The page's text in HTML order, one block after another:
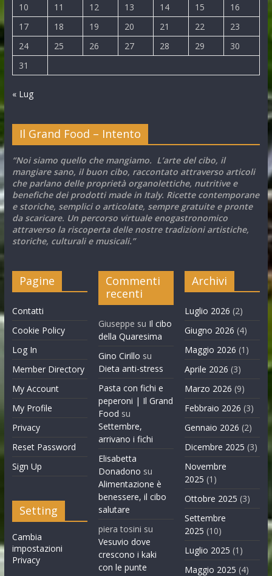
10 11 12 13 14 15
16
17
18 19 20 21 22
23
24
25 26 27 28 29
30
31
« Lug
Il Grand Food – Intento
“Noi siamo quello che mangiamo. L’arte del cibo, il
mangiare sano, il buon cibo, raccontato attraverso articoli
che parlano delle proprietà organolettiche, nutritive e
benefiche dei prodotti made in Italy. Ricette contemporane
e storiche, semplici o articolate, sempre gratuite e pronte
da scaricare. Un percorso virtuale enogastronomico
attraverso la riscoperta delle nostre tradizioni artistiche,
storiche, culturali e musicali.”
Pagine
Contatti
Cookie Policy
Log In
Member Directory
My Account
My Profile
Privacy
Reset Password
Sign Up
Setting
Cambia
impostazioni
Privacy
Commenti
recenti
Giuseppe su Il cibo
della Quaresima
Gino Cirillo su
Dieta anti-stress
Pasta con fichi e
peperoni | Il Grand
Food su
Settembre,
arrivano i fichi
Elisabetta
Donadono su
Alimentazione è
benessere, il cibo
salutare
piera tosini su
Vesuvio dove
crescono i kaki
con le punte
Archivi
Luglio 2026 (2)
Giugno 2026 (4)
Maggio 2026 (1)
Aprile 2026 (3)
Marzo 2026 (9)
Febbraio 2026 (3)
Gennaio 2026 (2)
Dicembre 2025 (3)
Novembre
2025 (1)
Ottobre 2025 (3)
Settembre
2025 (10)
Luglio 2025 (1)
Maggio 2025 (4)